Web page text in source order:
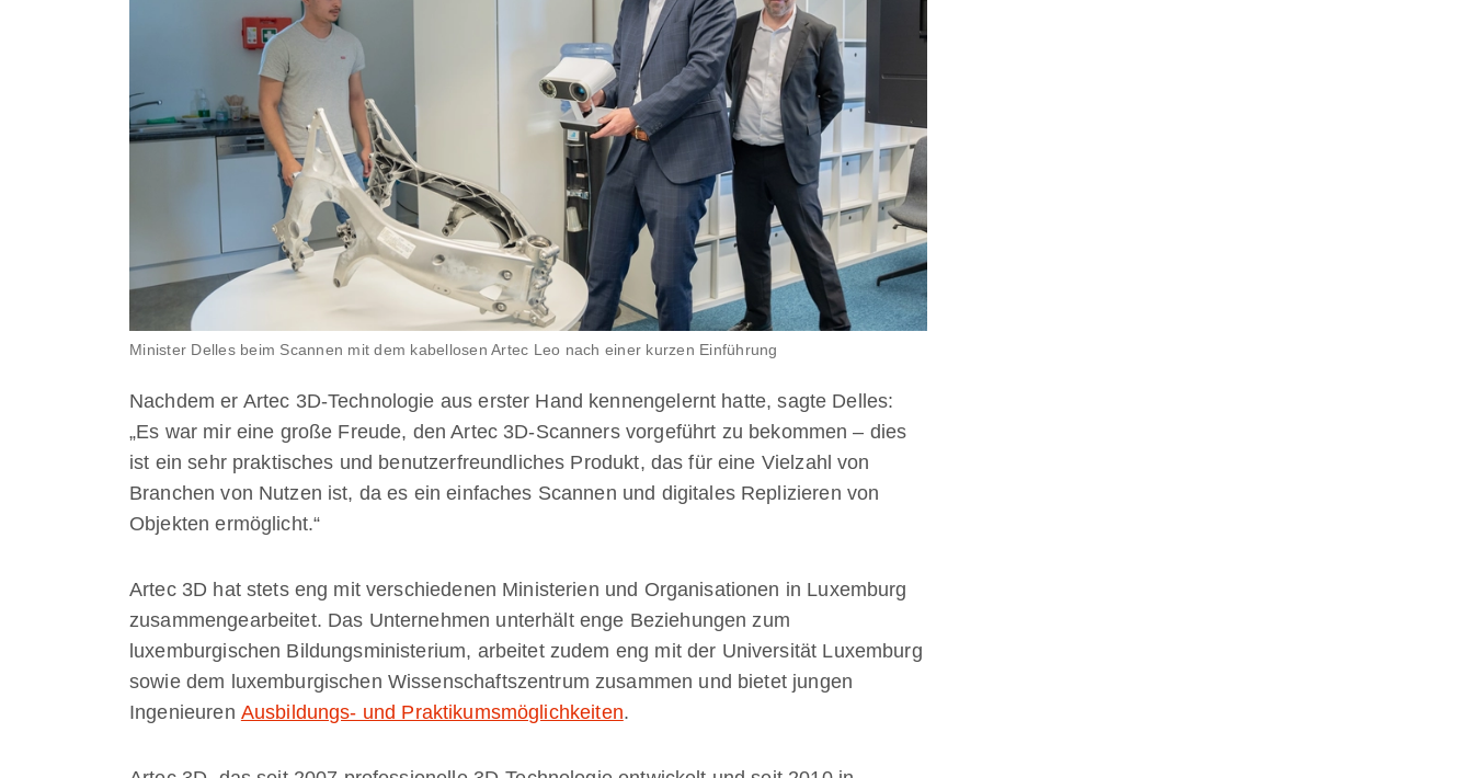
Minister Delles beim Scannen mit dem kabellosen Artec Leo nach einer kurzen Einführung
Nachdem er Artec 3D-Technologie aus erster Hand kennengelernt hatte, sagte Delles:
„Es war mir eine große Freude, den Artec 3D-Scanners vorgeführt zu bekommen – dies
ist ein sehr praktisches und benutzerfreundliches Produkt, das für eine Vielzahl von
Branchen von Nutzen ist, da es ein einfaches Scannen und digitales Replizieren von
Objekten ermöglicht.“
Artec 3D hat stets eng mit verschiedenen Ministerien und Organisationen in Luxemburg
zusammengearbeitet. Das Unternehmen unterhält enge Beziehungen zum
luxemburgischen Bildungsministerium, arbeitet zudem eng mit der Universität Luxemburg
sowie dem luxemburgischen Wissenschaftszentrum zusammen und bietet jungen
Ingenieuren Ausbildungs- und Praktikumsmöglichkeiten.